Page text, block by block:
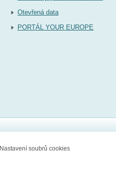
Otevřená data
PORTÁL YOUR EUROPE
Nastavení soubrů cookies